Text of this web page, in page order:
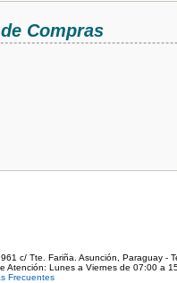
Compras
c/ Tte. Fariña. Asunción, Paraguay -
Atención: Lunes a Viernes de 07:00 a
Frecuentes